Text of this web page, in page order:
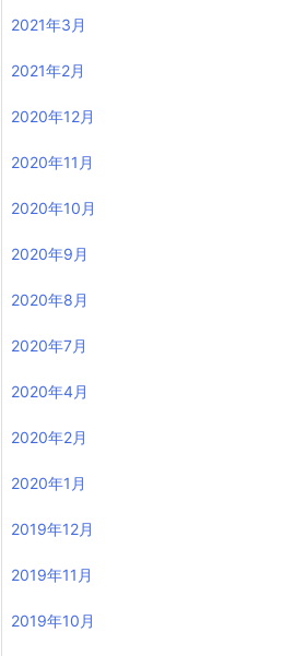
2021年3月
2021年2月
2020年12月
2020年11月
2020年10月
2020年9月
2020年8月
2020年7月
2020年4月
2020年2月
2020年1月
2019年12月
2019年11月
2019年10月